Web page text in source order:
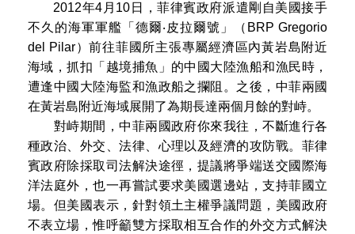
2012年4月10日，菲律賓政府派遣剛自美國接手
不久的海軍軍艦「德爾‧皮拉爾號」（BRP Gregorio
del Pilar）前往菲國所主張專屬經濟區內黃岩島附近
海域，抓扣「越境捕魚」的中國大陸漁船和漁民時，
遭逢中國大陸海監和漁政船之攔阻。之後，中菲兩國
在黃岩島附近海域展開了為期長達兩個月餘的對峙。
對峙期間，中菲兩國政府你來我往，不斷進行各
種政治、外交、法律、心理以及經濟的攻防戰。菲律
賓政府除採取司法解決途徑，提議將爭端送交國際海
洋法庭外，也一再嘗試要求美國選邊站，支持菲國立
場。但美國表示，針對領土主權爭議問題，美國政府
不表立場，惟呼籲雙方採取相互合作的外交方式解決